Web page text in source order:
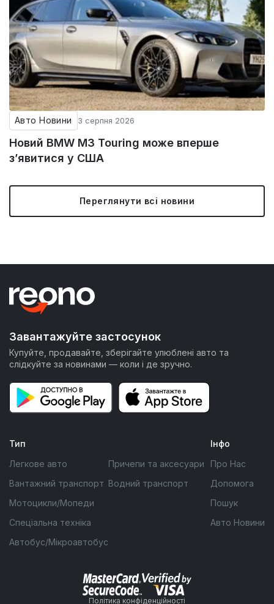
Авто Новини 3 серпня 2026
Новий BMW M3 Touring може вперше
з’явитися у США
Переглянути всі новини
Завантажуйте застосунок
Купуйте, продавайте, зберігайте улюблені авто та
слідкуйте за новинами — коли і де зручно.
Тип
Легкове авто
Вантажний транспорт
Мотоцикли/Мопеди
Спеціальна техніка
Автобус/Мікроавтобус
Причепи та аксесуари
Водний транспорт
Інфо
Про Нас
Допомога
Пошук
Авто Новини
Політика конфіденційності